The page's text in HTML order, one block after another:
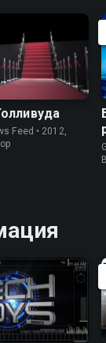
Feed • 2012,